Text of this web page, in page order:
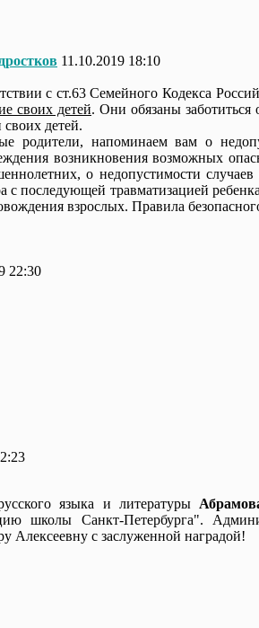
11.10.2019 18:10
с ст.63 Семейного Кодекса
своих детей. Они обязаны заботиться
своих детей.
родители, напоминаем вам о
возникновения возможных
о недопустимости
с последующей травматизацией
взрослых. Правила
22:30
языка и литературы
школы Санкт-Петербурга".
Алексеевну с заслуженной наградой!